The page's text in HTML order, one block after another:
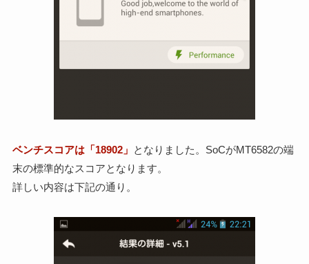
ベンチスコアは「18902」 となりました。SoCがMT6582の端
末の標準的なスコアとなります。
詳しい内容は下記の通り。